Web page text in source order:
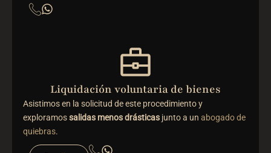
Liquidación voluntaria de bienes
Asistimos en la solicitud de este procedimiento y
exploramossalidas menos drásticas junto a un abogado de
quiebras.